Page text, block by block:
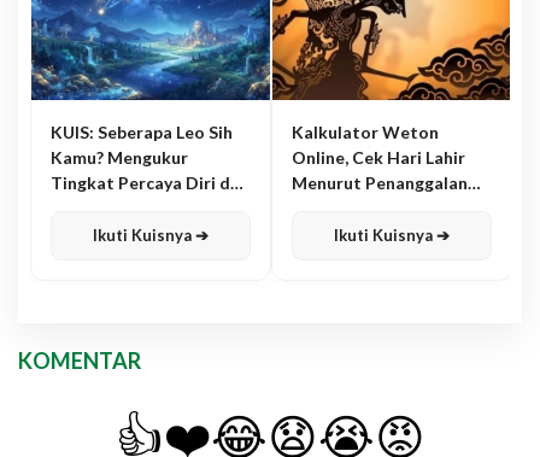
KUIS: Seberapa Leo Sih
Kamu? Mengukur
Tingkat Percaya Diri dan
Ikuti Kuisnya ➔
Kalkulator Weton
Online, Cek Hari Lahir
Menurut Penanggalan
Ikuti Kuisnya ➔
KOMENTAR
👍❤️😂😧😭😡